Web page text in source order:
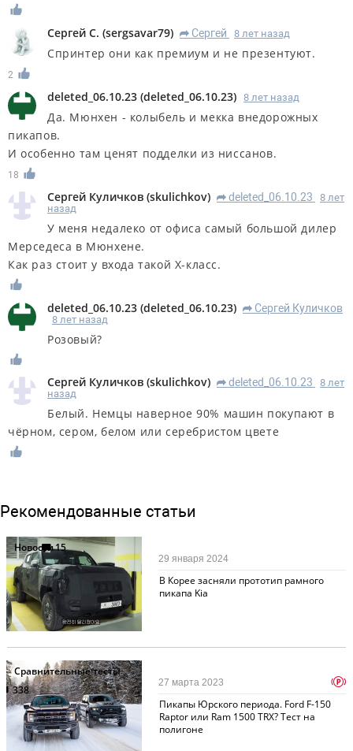
Сергей С. (sergsavar79) R Сергей 8 лет назад
Спринтер они как премиум и не презентуют.
2
deleted_06.10.23 (deleted_06.10.23) 8 лет назад
Да. Мюнхен - колыбель и мекка внедорожных
пикапов.
И особенно там ценят подделки из ниссанов.
18
Сергей Куличков (skulichkov) R deleted_06.10.23
8 лет
назад
У меня недалеко от офиса самый большой дилер
Мерседеса в Мюнхене.
Как раз стоит у входа такой Х-класс.
deleted_06.10.23 (deleted_06.10.23) R Сергей Куличков
8 лет назад
Розовый?
Сергей Куличков (skulichkov) R deleted_06.10.23
8 лет
назад
Белый. Немцы наверное 90% машин покупают в
чёрном, сером, белом или серебристом цвете
Рекомендованные статьи
Новости15
В Корее засняли прототип рамного
пикапа Kia
29 января 2024
Сравнительные тесты
338
Пикапы Юрского периода. Ford F-150
Raptor или Ram 1500 TRX? Тест на
полигоне
27 марта 2023 p